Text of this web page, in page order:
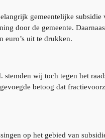
gemeentelijke
door de gemeente.
euro’s uit te drukken.
wij toch tegen het
betoog dat
op het gebied van